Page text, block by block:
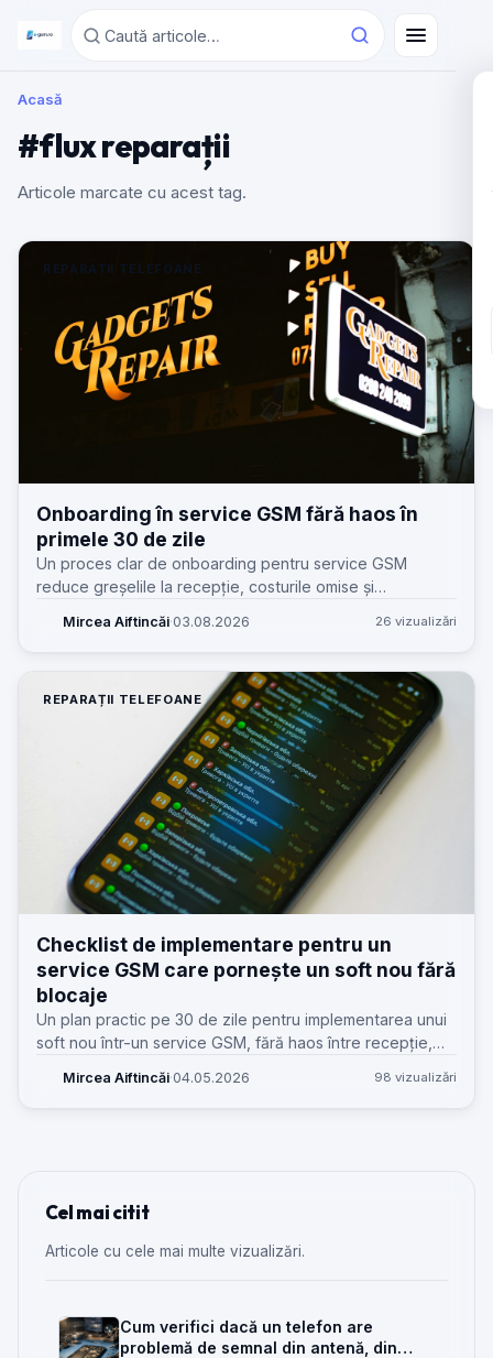
Acasă
#flux reparații
Articole marcate cu acest tag.
REPARAȚII TELEFOANE
Onboarding în service GSM fără haos în
primele 30 de zile
Un proces clar de onboarding pentru service GSM
reduce greșelile la recepție, costurile omise și
construiesc eu, pas cu pas.
Mircea Aiftincăi·03.08.2026 26 vizualizări
REPARAȚII TELEFOANE
Checklist de implementare pentru un
service GSM care pornește un soft nou fără
blocaje
Un plan practic pe 30 de zile pentru implementarea unui
soft nou într-un service GSM, fără haos între recepție,
Mircea Aiftincăi·04.05.2026 98 vizualizări
Cel mai citit
Articole cu cele mai multe vizualizări.
Cum verifici dacă un telefon are
problemă de semnal din antenă, din